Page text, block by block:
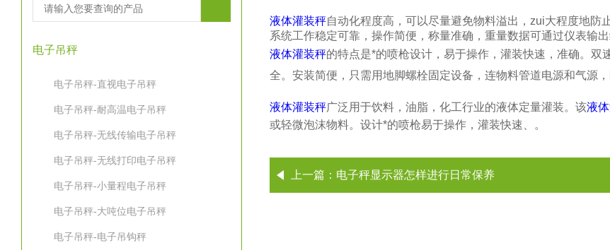
电子吊秤
电子吊秤-直视电子吊秤
电子吊秤-耐高温电子吊秤
电子吊秤-无线传输电子吊秤
电子吊秤-无线打印电子吊秤
电子吊秤-小量程电子吊秤
电子吊秤-大吨位电子吊秤
电子吊秤-电子吊钩秤
液体灌装秤自动化程度高，可以尽量避免物料溢出，zui大程度地
系统工作稳定可靠，操作简便，称量准确，重量数据可通过仪表输
液体灌装秤的特点是*的喷枪设计，易于操作，灌装快速，准确。
全。安装简便，只需用地脚螺栓固定设备，连物料管道电源和气源，
液体灌装秤广泛用于饮料，油脂，化工行业的液体定量灌装。 该液
或轻微泡沫物料。设计*的喷枪易于操作，灌装快速、。
上一篇： 电子秤显示器怎样进行日常保养